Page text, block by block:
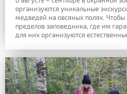
организуются уникальные
медведей на овсяных полях.
пределов заповедника, где им
для них организуются